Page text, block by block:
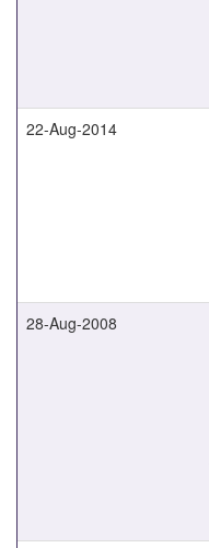
22-Aug-2014
28-Aug-2008